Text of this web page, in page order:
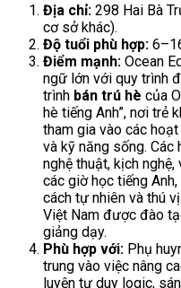
Địa chỉ: 298 Hai Bà
cơ sở khác).
Độ tuổi phù hợp:
Điểm mạnh: Ocean
ngữ lớn với quy trình
trình bán trú hè của
hè tiếng Anh”, nơi trẻ
tham gia vào các
và kỹ năng sống. Các
nghệ thuật, kịch
các giờ học tiếng
cách tự nhiên và thú
Việt Nam được đào
giảng dạy.
Phù hợp với: Phụ
trung vào việc nâng
luyện tư duy logic,